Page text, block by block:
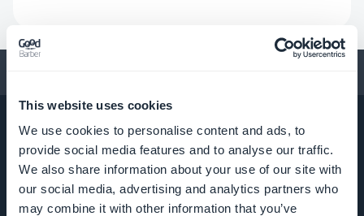
This website uses cookies
We use cookies to personalise content and ads, to
provide social media features and to analyse our traffic.
We also share information about your use of our site with
our social media, advertising and analytics partners who
may combine it with other information that you’ve
ENTREPRISE